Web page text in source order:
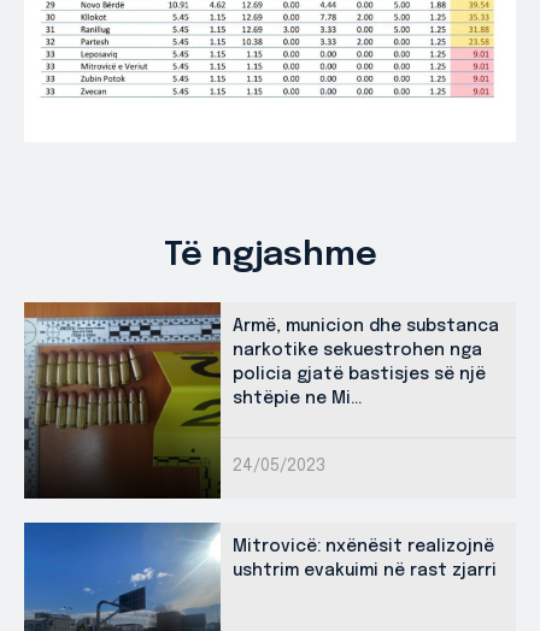
Të ngjashme
Armë, municion dhe substanca
narkotike sekuestrohen nga
policia gjatë bastisjes së një
shtëpie ne Mi...
24/05/2023
Mitrovicë: nxënësit realizojnë
ushtrim evakuimi në rast zjarri